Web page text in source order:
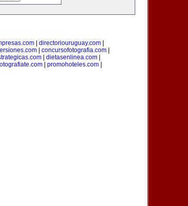
directoriouruguay.com
concursofotografia.com
dietasenlinea.com
promohoteles.com